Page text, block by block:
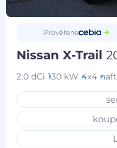
Prověřeno
Nissan X-Trail
2.0 dCi 130 kW 4x4